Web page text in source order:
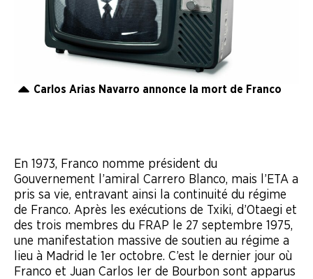
Carlos Arias Navarro annonce la mort de Franco
En 1973, Franco nomme président du
Gouvernement l’amiral Carrero Blanco, mais l’ETA a
pris sa vie, entravant ainsi la continuité du régime
de Franco. Après les exécutions de Txiki, d’Otaegi et
des trois membres du FRAP le 27 septembre 1975,
une manifestation massive de soutien au régime a
lieu à Madrid le 1er octobre. C’est le dernier jour où
Franco et Juan Carlos Ier de Bourbon sont apparus